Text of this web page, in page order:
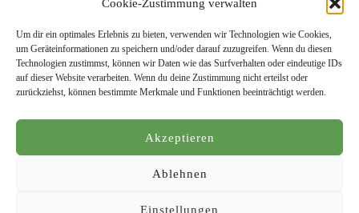
Cookie-Zustimmung verwalten
Um dir ein optimales Erlebnis zu bieten, verwenden wir Technologien wie Cookies,
um Geräteinformationen zu speichern und/oder darauf zuzugreifen. Wenn du diesen
Technologien zustimmst, können wir Daten wie das Surfverhalten oder eindeutige IDs
auf dieser Website verarbeiten. Wenn du deine Zustimmung nicht erteilst oder
zurückziehst, können bestimmte Merkmale und Funktionen beeinträchtigt werden.
Akzeptieren
Ablehnen
Einstellungen